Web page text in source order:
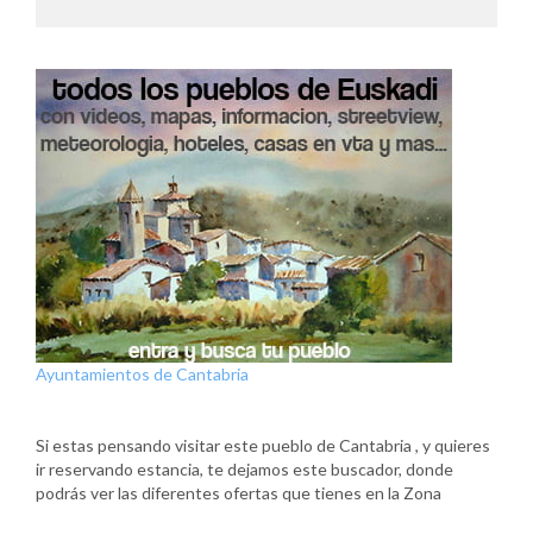
Ayuntamientos de Cantabria
Si estas pensando visitar este pueblo de Cantabria , y quieres
ir reservando estancia, te dejamos este buscador, donde
podrás ver las diferentes ofertas que tienes en la Zona